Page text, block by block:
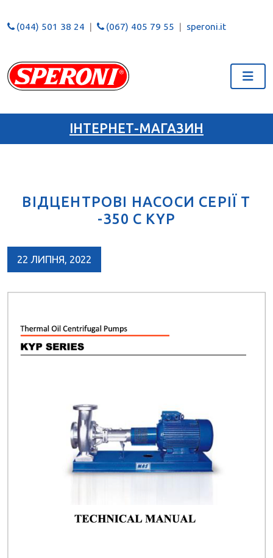
(044) 501 38 24 (067) 405 79 55 speroni.it
ІНТЕРНЕТ-МАГАЗИН
ВІДЦЕНТРОВІ НАСОСИ СЕРІЇ T
-350 C KYP
22 ЛИПНЯ, 2022